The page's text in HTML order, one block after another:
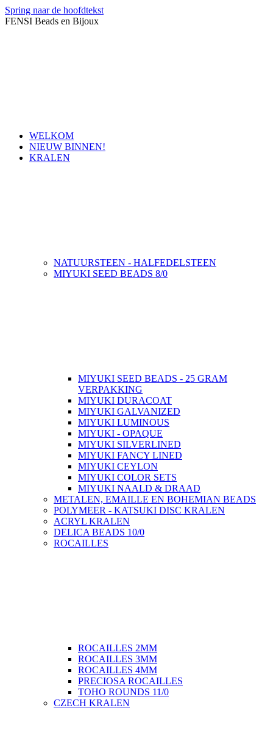
Spring naar de hoofdtekst
FENSI Beads en Bijoux
WELKOM
NIEUW BINNEN!
KRALEN
NATUURSTEEN - HALFEDELSTEEN
MIYUKI SEED BEADS 8/0
MIYUKI SEED BEADS - 25 GRAM
VERPAKKING
MIYUKI DURACOAT
MIYUKI GALVANIZED
MIYUKI LUMINOUS
MIYUKI - OPAQUE
MIYUKI SILVERLINED
MIYUKI FANCY LINED
MIYUKI CEYLON
MIYUKI COLOR SETS
MIYUKI NAALD & DRAAD
METALEN, EMAILLE EN BOHEMIAN BEADS
POLYMEER - KATSUKI DISC KRALEN
ACRYL KRALEN
DELICA BEADS 10/0
ROCAILLES
ROCAILLES 2MM
ROCAILLES 3MM
ROCAILLES 4MM
PRECIOSA ROCAILLES
TOHO ROUNDS 11/0
CZECH KRALEN